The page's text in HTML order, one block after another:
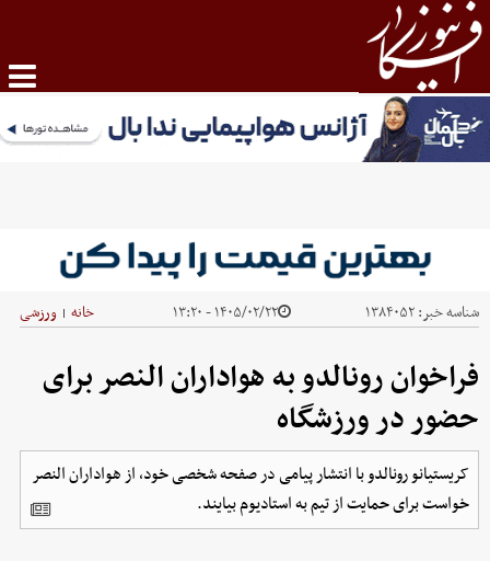
شناسه خبر:۱۳۸۴۰۵۲ ۱۴۰۵/۰۲/۲۲ - ۱۳:۲۰ خانه | ورزشی
فراخوان رونالدو به هواداران النصر برای
حضور در ورزشگاه
کریستیانو رونالدو با انتشار پیامی در صفحه شخصی خود، از هواداران النصر
خواست برای حمایت از تیم به استادیوم بیایند.